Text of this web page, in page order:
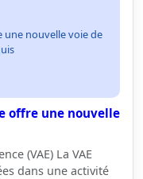
une nouvelle voie de
offre une nouvelle
(VAE) La VAE
dans une activité